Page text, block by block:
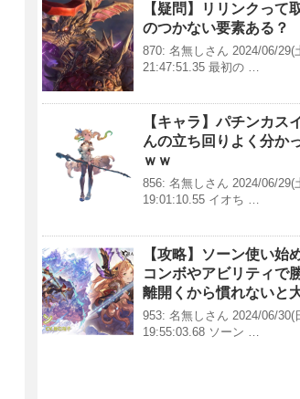
【疑問】リリンクって
のつかない要素ある？
870: 名無しさん 2024/06/29(
21:47:51.35 最初の …
【キャラ】パチンカス
んの立ち回りよく分か
ｗｗ
856: 名無しさん 2024/06/29(
19:01:10.55 イオち …
【攻略】ソーン使い始
コンボやアビリティで
離開くから慣れないと
953: 名無しさん 2024/06/30(
19:55:03.68 ソーン …